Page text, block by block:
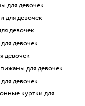
для девочек
для девочек
девочек
для девочек
девочек
пижамы для девочек
для девочек